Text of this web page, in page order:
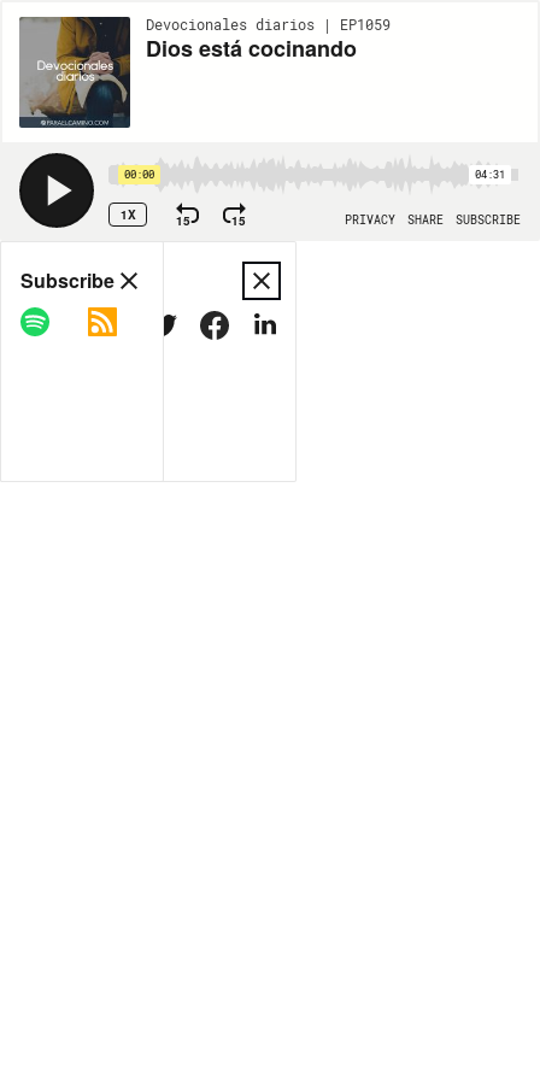
Devocionales diarios | EP1059
Dios está cocinando
00:00 04:31
1X 15 15 PRIVACY SHARE SUBSCRIBE
Share
COPY LINK
Subscribe